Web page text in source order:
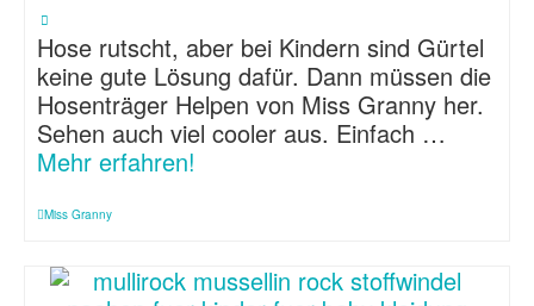
Hose rutscht, aber bei Kindern sind Gürtel
keine gute Lösung dafür. Dann müssen die
Hosenträger Helpen von Miss Granny her.
Sehen auch viel cooler aus. Einfach …
Mehr erfahren!
Miss Granny